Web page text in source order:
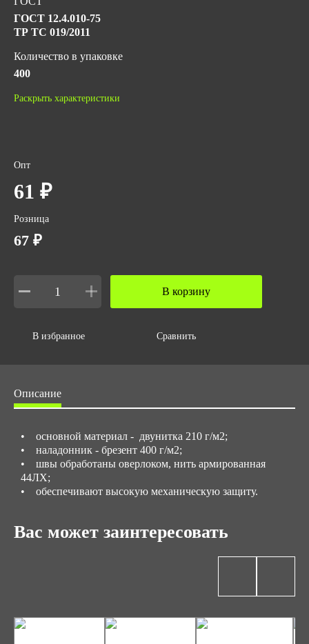
ГОСТ 12.4.010-75
ТР ТС 019/2011
Количество в упаковке
400
Вес за ед,кг
Раскрыть характеристики
Опт
61 ₽
Розница
67 ₽
В корзину
В избранное Сравнить
Описание
• основной материал - двунитка 210 г/м2;
• наладонник - брезент 400 г/м2;
• швы обработаны оверлоком, нить армированная
44ЛХ;
• обеспечивают высокую механическую защиту.
Вас может заинтересовать